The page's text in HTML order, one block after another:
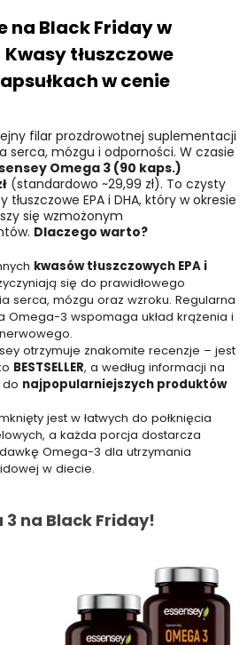
na Black Friday w
Kwasy tłuszczowe
w cenie
filar prozdrowotnej suplementacji
serca, mózgu i odporności. W czasie
Omega 3 (90 kaps.)
(standardowo ~29,99 zł). To czysty
EPA i DHA, który w okresie
się wzmożonym
Dlaczego warto?
kwasów tłuszczowych EPA i
się do prawidłowego
serca, mózgu oraz wzroku. Regularna
Omega-3 wspomaga układ krążenia i
otrzymuje znakomite recenzje – jest
BESTSELLER, a według informacji na
do najpopularniejszych produktów
jest w łatwych do połknięcia
a każda porcja dostarcza
Omega-3 dla utrzymania
w diecie.
3 na Black Friday!